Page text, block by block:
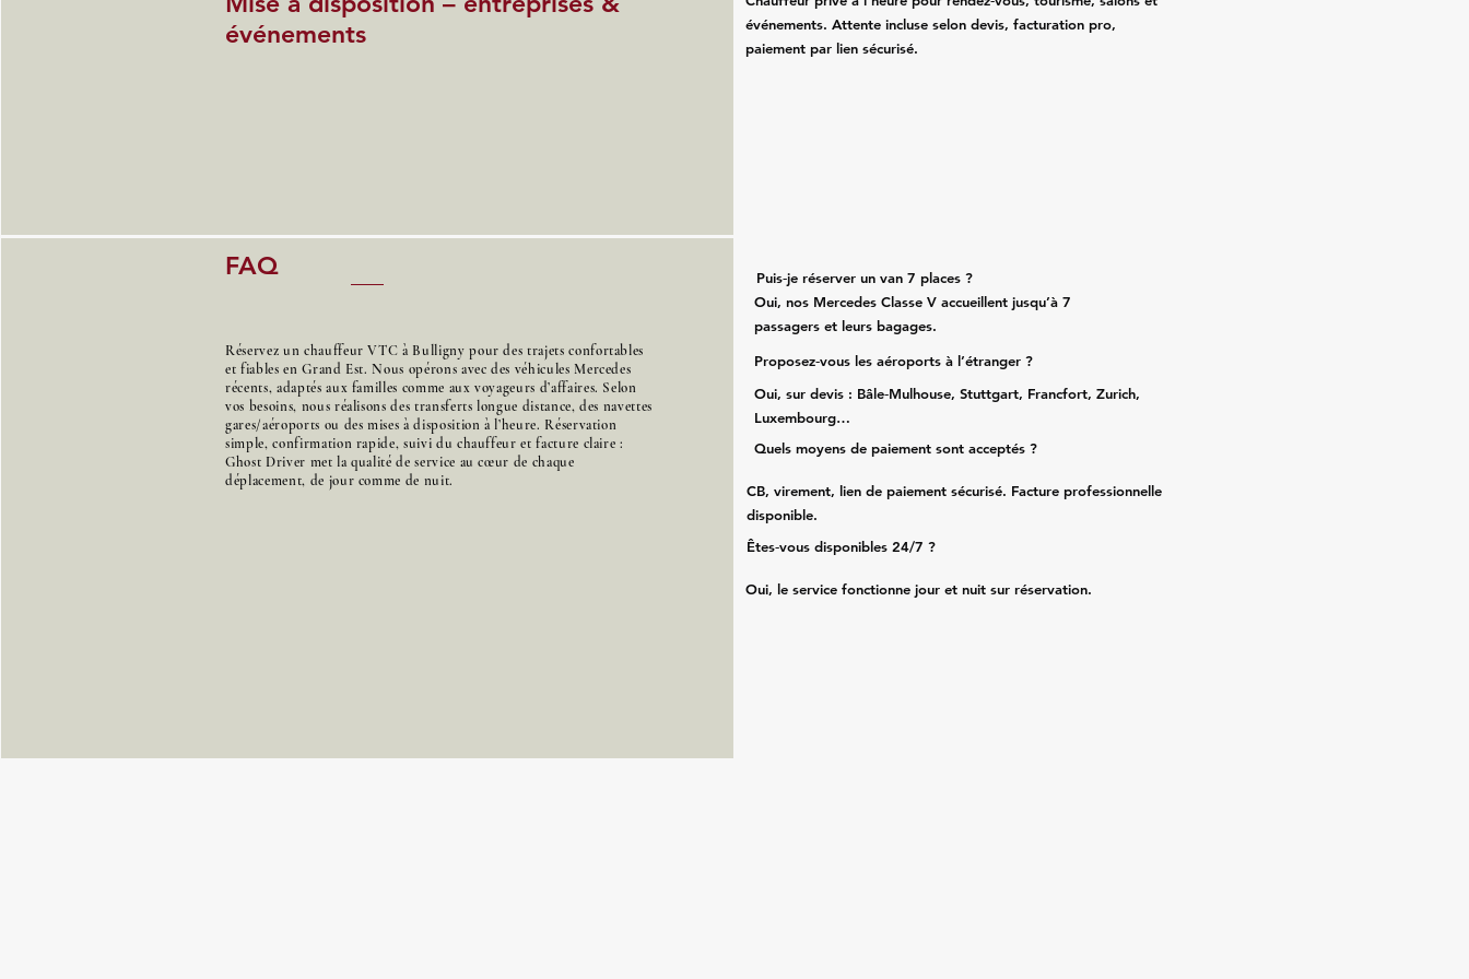
événements
événements. Attente incluse selon devis, facturation pro,
paiement par lien sécurisé.
FAQ
Réservez un chauffeur VTC à Bulligny pour des trajets confortables
et fiables en Grand Est. Nous opérons avec des véhicules Mercedes
récents, adaptés aux familles comme aux voyageurs d’affaires. Selon
vos besoins, nous réalisons des transferts longue distance, des navettes
gares/aéroports ou des mises à disposition à l’heure. Réservation
simple, confirmation rapide, suivi du chauffeur et facture claire :
Ghost Driver met la qualité de service au cœur de chaque
déplacement, de jour comme de nuit.
Puis‑je réserver un van 7 places ?
Oui, nos Mercedes Classe V accueillent jusqu’à 7
passagers et leurs bagages.
Proposez‑vous les aéroports à l’étranger ?
Oui, sur devis : Bâle‑Mulhouse, Stuttgart, Francfort, Zurich,
Luxembourg…
Quels moyens de paiement sont acceptés ?
CB, virement, lien de paiement sécurisé. Facture professionnelle
disponible.
Êtes‑vous disponibles 24/7 ?
Oui, le service fonctionne jour et nuit sur réservation.